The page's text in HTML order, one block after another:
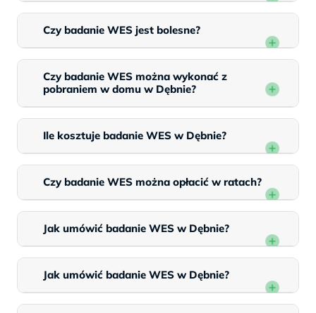
Czy badanie WES jest bolesne?
Czy badanie WES można wykonać z
pobraniem w domu w Dębnie?
Ile kosztuje badanie WES w Dębnie?
Czy badanie WES można opłacić w ratach?
Jak umówić badanie WES w Dębnie?
Jak umówić badanie WES w Dębnie?